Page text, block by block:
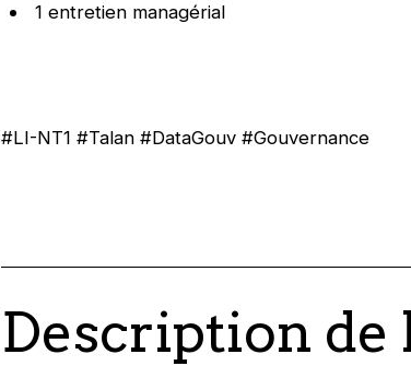
1 entretien managérial
#LI-NT1 #Talan #DataGouv #Gouvernance
Description